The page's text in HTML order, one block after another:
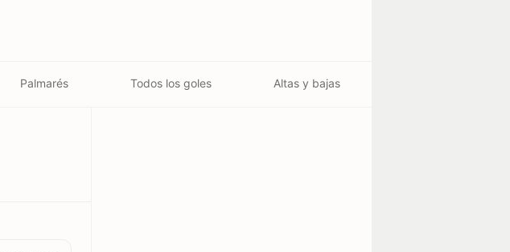
Palmarés Todos los goles Altas y bajas